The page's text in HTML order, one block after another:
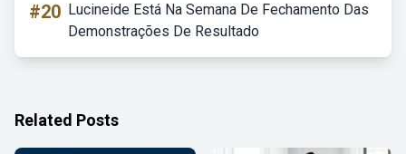
#20 Lucineide Está Na Semana De Fechamento Das
Demonstrações De Resultado
Related Posts